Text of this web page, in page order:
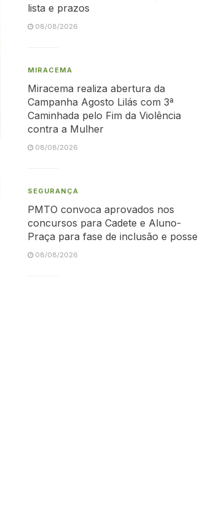
lista e prazos
08/08/2026
MIRACEMA
Miracema realiza abertura da
Campanha Agosto Lilás com 3ª
Caminhada pelo Fim da Violência
contra a Mulher
08/08/2026
SEGURANÇA
PMTO convoca aprovados nos
concursos para Cadete e Aluno-
Praça para fase de inclusão e posse
08/08/2026